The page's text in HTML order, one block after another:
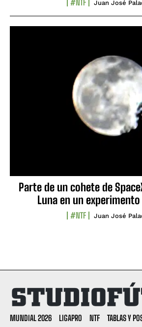
#NTF Juan José
Parte de un cohete de
Luna en un
#NTF Juan José
MUNDIAL 2026 LIGAPRO NTF
TABLAS Y